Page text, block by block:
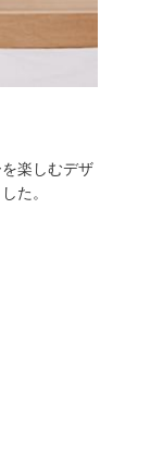
楽しむデザ
た。